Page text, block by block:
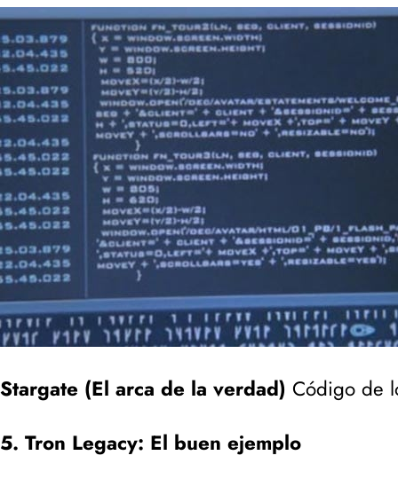
Stargate (El arca de la verdad) Código de
5. Tron Legacy: El buen ejemplo